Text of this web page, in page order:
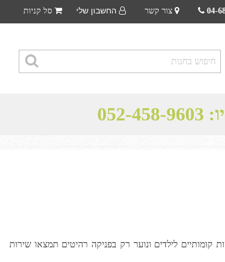
04- צור קשר החשבון שלי סל קניות
052-458-9603
לילדים ונוער רק בפניקה רהיטים תמצאו שירות